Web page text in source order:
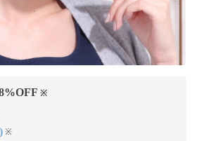
%OFF ※
※